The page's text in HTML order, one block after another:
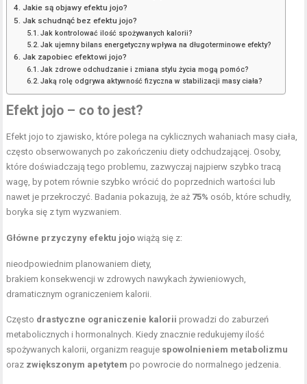
Jakie są objawy efektu jojo?
Jak schudnąć bez efektu jojo?
Jak kontrolować ilość spożywanych kalorii?
Jak ujemny bilans energetyczny wpływa na długoterminowe efekty?
Jak zapobiec efektowi jojo?
Jak zdrowe odchudzanie i zmiana stylu życia mogą pomóc?
Jaką rolę odgrywa aktywność fizyczna w stabilizacji masy ciała?
Efekt jojo – co to jest?
Efekt jojo to zjawisko, które polega na cyklicznych wahaniach masy ciała,
często obserwowanych po zakończeniu diety odchudzającej. Osoby,
które doświadczają tego problemu, zazwyczaj najpierw szybko tracą
wagę, by potem równie szybko wrócić do poprzednich wartości lub
nawet je przekroczyć. Badania pokazują, że aż 75% osób, które schudły,
boryka się z tym wyzwaniem.
Główne przyczyny efektu jojo wiążą się z:
nieodpowiednim planowaniem diety,
brakiem konsekwencji w zdrowych nawykach żywieniowych,
dramaticznym ograniczeniem kalorii.
Często drastyczne ograniczenie kalorii prowadzi do zaburzeń
metabolicznych i hormonalnych. Kiedy znacznie redukujemy ilość
spożywanych kalorii, organizm reaguje spowolnieniem metabolizmu
oraz zwiększonym apetytem po powrocie do normalnego jedzenia.